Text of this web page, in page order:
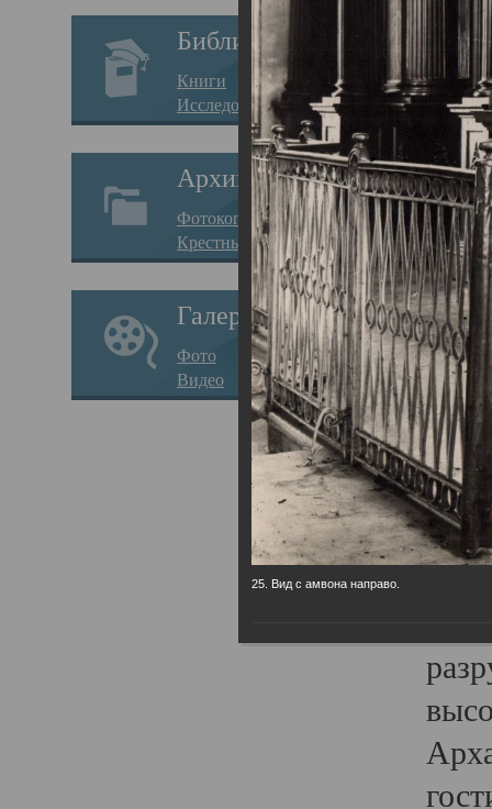
Библиотека
Книги
Исследования
Архив
Фотокопии дел
Крестные ходы
Галерея
Фото
Видео
25. Вид с амвона направо.